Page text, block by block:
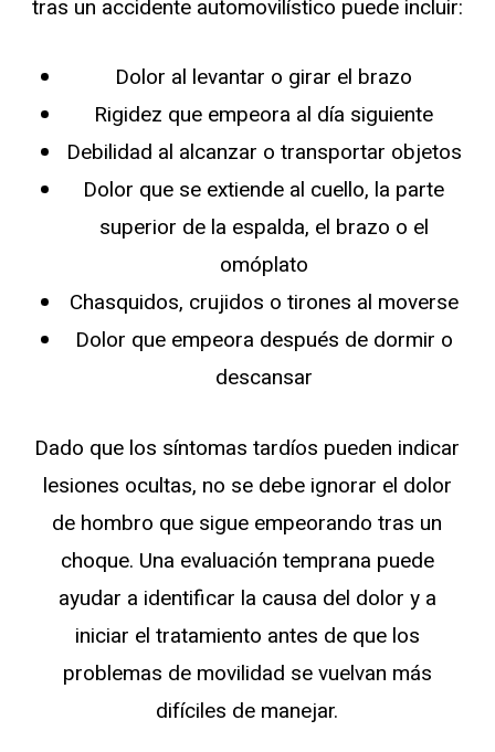
tras un accidente automovilístico puede incluir:
Dolor al levantar o girar el brazo
Rigidez que empeora al día siguiente
Debilidad al alcanzar o transportar objetos
Dolor que se extiende al cuello, la parte
superior de la espalda, el brazo o el
omóplato
Chasquidos, crujidos o tirones al moverse
Dolor que empeora después de dormir o
descansar
Dado que los síntomas tardíos pueden indicar
lesiones ocultas, no se debe ignorar el dolor
de hombro que sigue empeorando tras un
choque. Una evaluación temprana puede
ayudar a identificar la causa del dolor y a
iniciar el tratamiento antes de que los
problemas de movilidad se vuelvan más
difíciles de manejar.